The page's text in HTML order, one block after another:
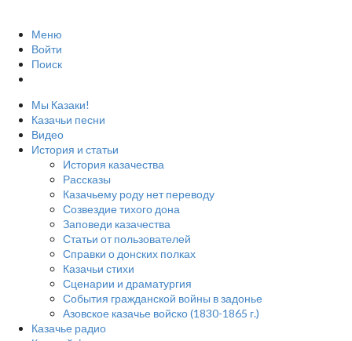
Меню
Войти
Поиск
Мы Казаки!
Казачьи песни
Видео
История и статьи
История казачества
Рассказы
Казачьему роду нет переводу
Созвездие тихого дона
Заповеди казачества
Статьи от пользователей
Справки о донских полках
Казачьи стихи
Сценарии и драматургия
События гражданской войны в задонье
Азовское казачье войско (1830-1865 г.)
Казачье радио